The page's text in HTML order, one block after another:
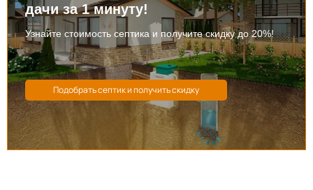
дачи за 1 минуту!
Узнайте стоимость септика и получите скидку до 20%!